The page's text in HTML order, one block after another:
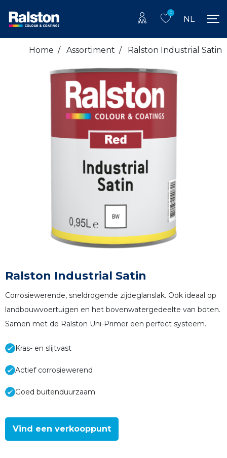
0
NL
Home / Assortiment / Ralston Industrial Satin
Ralston Industrial Satin
Corrosiewerende, sneldrogende zijdeglanslak. Ook ideaal op
landbouwvoertuigen en het bovenwatergedeelte van boten.
Samen met de Ralston Uni-Primer een perfect systeem.
Kras- en slijtvast
Actief corrosiewerend
Goed buitenduurzaam
Vind een verkooppunt